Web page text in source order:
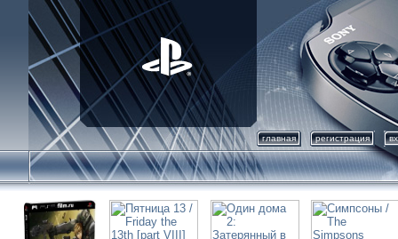
главная регистрация